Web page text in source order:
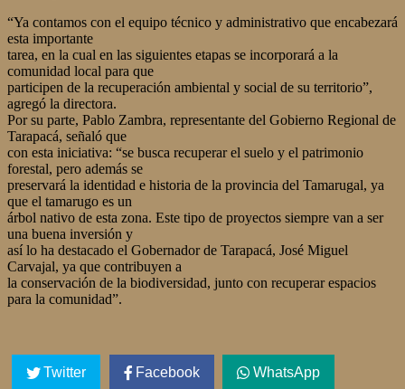
“Ya contamos con el equipo técnico y administrativo que encabezará
esta importante
tarea, en la cual en las siguientes etapas se incorporará a la
comunidad local para que
participen de la recuperación ambiental y social de su territorio”,
agregó la directora.
Por su parte, Pablo Zambra, representante del Gobierno Regional de
Tarapacá, señaló que
con esta iniciativa: “se busca recuperar el suelo y el patrimonio
forestal, pero además se
preservará la identidad e historia de la provincia del Tamarugal, ya
que el tamarugo es un
árbol nativo de esta zona. Este tipo de proyectos siempre van a ser
una buena inversión y
así lo ha destacado el Gobernador de Tarapacá, José Miguel
Carvajal, ya que contribuyen a
la conservación de la biodiversidad, junto con recuperar espacios
para la comunidad”.
Twitter Facebook WhatsApp